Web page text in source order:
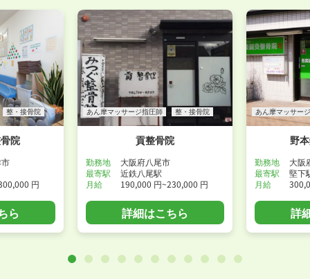
整・接骨院
院
円
ら
あん摩マッサージ指圧師 整・接骨院
貢整骨院
勤務地
大阪府八尾市
最寄駅
近鉄八尾駅
月給
190,000 円~230,000 円
詳細はこちら
あん摩マッサー
野
勤務地
大阪
最寄駅
堅下
月給
詳